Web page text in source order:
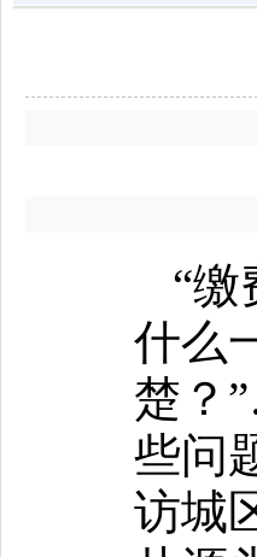
“缴
什么
楚？
些问
访城